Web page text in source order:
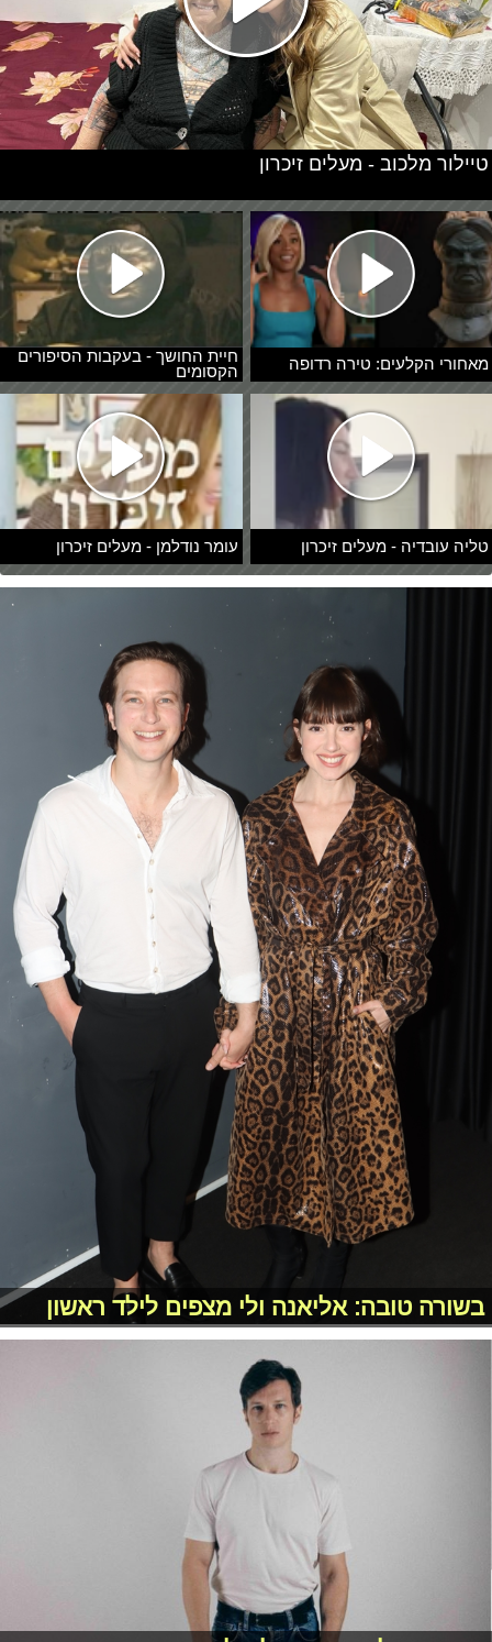
מאחורי הקלעים: טירה רדופה
חיית החושך - בעקבות הסיפורים
הקסומים
טליה עובדיה - מעלים זיכרון עומר נודלמן - מעלים זיכרון
טיילור מלכוב - מעלים זיכרון
בשורה טובה: אליאנה ולי מצפים לילד ראשון